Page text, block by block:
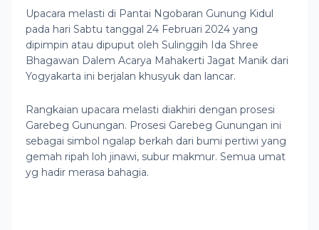
Upacara melasti di Pantai Ngobaran Gunung Kidul
pada hari Sabtu tanggal 24 Februari 2024 yang
dipimpin atau dipuput oleh Sulinggih Ida Shree
Bhagawan Dalem Acarya Mahakerti Jagat Manik dari
Yogyakarta ini berjalan khusyuk dan lancar.
Rangkaian upacara melasti diakhiri dengan prosesi
Garebeg Gunungan. Prosesi Garebeg Gunungan ini
sebagai simbol ngalap berkah dari bumi pertiwi yang
gemah ripah loh jinawi, subur makmur. Semua umat
yg hadir merasa bahagia.